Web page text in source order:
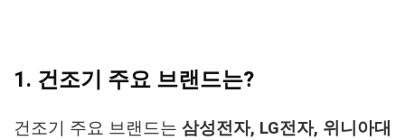
1. 건조기 주요 브랜드는?
건조기 주요 브랜드는 삼성전자, LG전자, 위니아대